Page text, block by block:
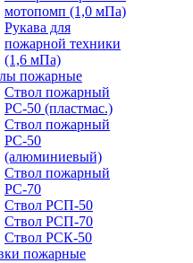
мотопомп (1,0 мПа)
Рукава для
пожарной техники
(1,6 мПа)
пожарные
Ствол пожарный
РС-50 (пластмас.)
Ствол пожарный
РС-50
(алюминиевый)
Ствол пожарный
РС-70
Ствол РСП-50
Ствол РСП-70
Ствол РСК-50
пожарные